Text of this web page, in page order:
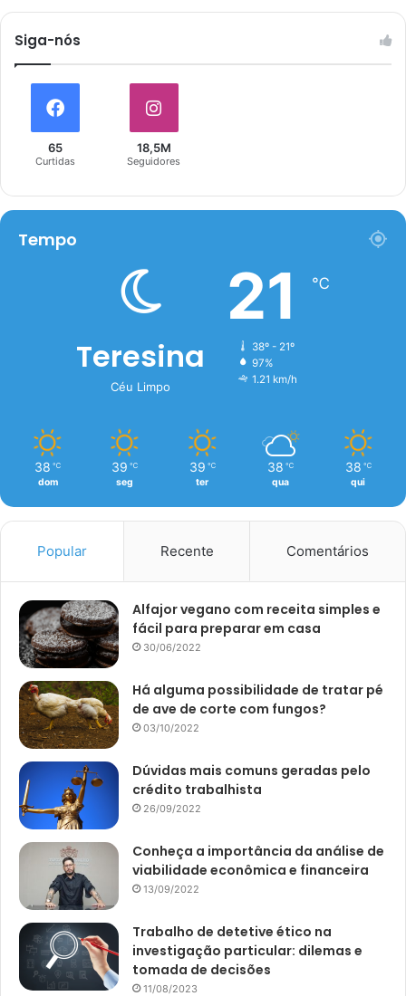
Siga-nós
65
Curtidas
18,5M
Seguidores
Tempo
Teresina
Céu Limpo
21 ℃
38º - 21º
97%
1.21 km/h
38 ℃
dom
39 ℃
seg
39 ℃
ter
38 ℃
qua
38 ℃
qui
Popular Recente Comentários
Alfajor vegano com receita simples e
fácil para preparar em casa
30/06/2022
Há alguma possibilidade de tratar pé
de ave de corte com fungos?
03/10/2022
Dúvidas mais comuns geradas pelo
crédito trabalhista
26/09/2022
Conheça a importância da análise de
viabilidade econômica e financeira
13/09/2022
Trabalho de detetive ético na
investigação particular: dilemas e
tomada de decisões
11/08/2023